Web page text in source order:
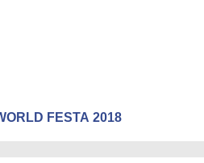
FESTA 2018